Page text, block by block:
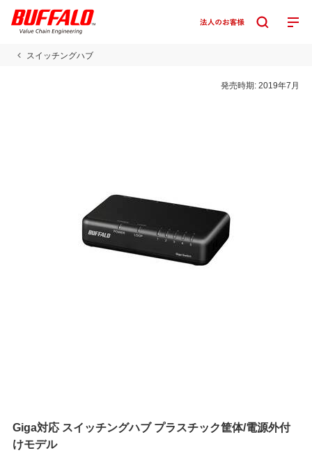
スイッチングハブ
発売時期:2019年7月
Giga対応 スイッチングハブ プラスチック筐体/電源外付
けモデル